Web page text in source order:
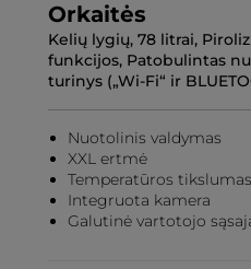
Orkaitės
Kelių lygių, 78 litrai,
funkcijos, Patobulintas
turinys („Wi-Fi“ ir
Nuotolinis valdymas
XXL ertmė
Temperatūros tikslumas
Integruota kamera
Galutinė vartotojo